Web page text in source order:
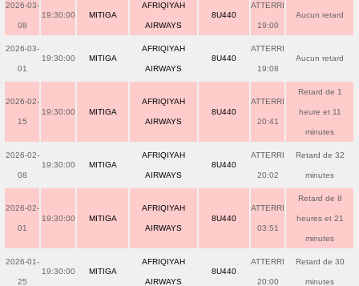
2026-03-
08
19:30:00 MITIGA
AFRIQIYAH
AIRWAYS
8U440
ATTERRI
19:00
Aucun retard
2026-03-
01
19:30:00 MITIGA
AFRIQIYAH
AIRWAYS
8U440
ATTERRI
19:08
Aucun retard
2026-02-
15
19:30:00 MITIGA
AFRIQIYAH
AIRWAYS
8U440
ATTERRI
20:41
Retard de 1
heure et 11
minutes
2026-02-
08
19:30:00 MITIGA
AFRIQIYAH
AIRWAYS
8U440
ATTERRI
20:02
Retard de 32
minutes
2026-02-
01
19:30:00 MITIGA
AFRIQIYAH
AIRWAYS
8U440
ATTERRI
03:51
Retard de 8
heures et 21
minutes
2026-01-
25
19:30:00 MITIGA
AFRIQIYAH
AIRWAYS
8U440
ATTERRI
20:00
Retard de 30
minutes